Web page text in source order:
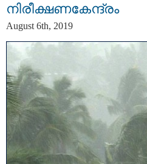
നിരീക്ഷണകേന്ദ്രം
August 6th, 2019